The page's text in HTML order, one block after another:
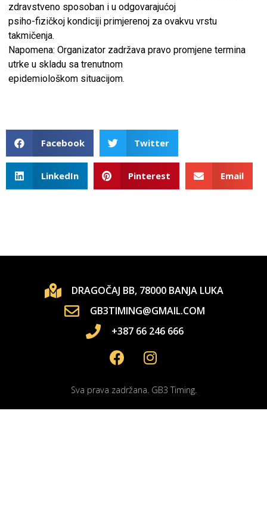
zdravstveno sposoban i u odgovarajućoj
psiho-fizičkoj kondiciji primjerenoj za ovakvu vrstu
takmičenja.
Napomena: Organizator zadržava pravo promjene termina
utrke u skladu sa trenutnom
epidemiološkom situacijom.
Facebook Twitter
LinkedIn Pinterest Email
DRAGOČAJ BB, 78000 BANJA LUKA
GB3TIMING@GMAIL.COM
+387 66 246 666
Sva prava zadržana. GB3 Timing.